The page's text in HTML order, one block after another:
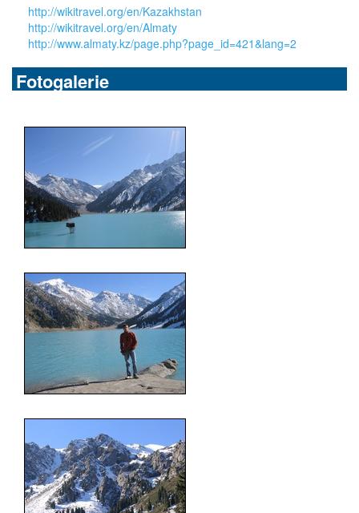
http://wikitravel.org/en/Kazakhstan
http://wikitravel.org/en/Almaty
http://www.almaty.kz/page.php?page_id=421&lang=2
Fotogalerie